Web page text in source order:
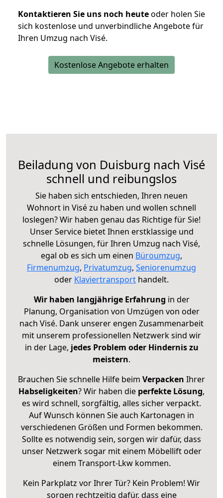
Kontaktieren Sie uns noch heuteoder holen Sie
sich kostenlose und unverbindliche Angebote für
Ihren Umzug nach Visé.
Kostenlose Angebote erhalten
Beiladung von Duisburg nach Visé
schnell und reibungslos
Sie haben sich entschieden, Ihren neuen
Wohnort in Visé zu haben und wollen schnell
loslegen? Wir haben genau das Richtige für Sie!
Unser Service bietet Ihnen erstklassige und
schnelle Lösungen, für Ihren Umzug nach Visé,
egal ob es sich um einen Büroumzug,
Firmenumzug, Privatumzug, Seniorenumzug
oder Klaviertransport handelt.
Wir haben langjährige Erfahrung in der
Planung, Organisation von Umzügen von oder
nach Visé. Dank unserer engen Zusammenarbeit
mit unserem professionellen Netzwerk sind wir
in der Lage, jedes Problem oder Hindernis zu
meistern.
Brauchen Sie schnelle Hilfe beim Verpacken Ihrer
Habseligkeiten? Wir haben die perfekte Lösung,
es wird schnell, sorgfältig, alles sicher verpackt.
Auf Wunsch können Sie auch Kartonagen in
verschiedenen Größen und Formen bekommen.
Sollte es notwendig sein, sorgen wir dafür, dass
unser Netzwerk sogar mit einem Möbellift oder
einem Transport-Lkw kommen.
Kein Parkplatz vor Ihrer Tür? Kein Problem! Wir
sorgen rechtzeitig dafür, dass eine